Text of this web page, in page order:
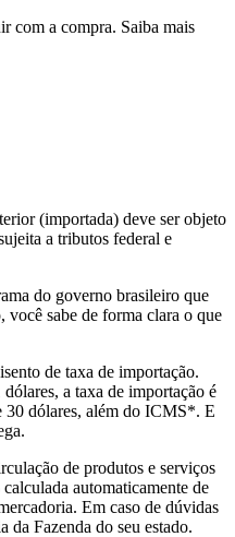
com a compra. Saiba mais
(importada) deve ser objeto
a tributos federal e
do governo brasileiro que
sabe de forma clara o que
de taxa de importação.
dólares, a taxa de importação é
30 dólares, além do ICMS*. E
de produtos e serviços
automaticamente de
Em caso de dúvidas
da Fazenda do seu estado.